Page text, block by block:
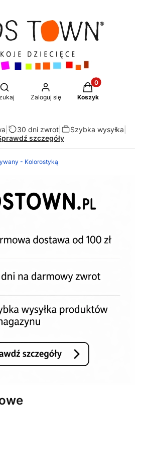
Otwórz wyszukiwarkę
Zaloguj się
Produkty w
Koszyk
30 dni zwrot| Szybka wysyłka
szczegóły
- Kolorostyką